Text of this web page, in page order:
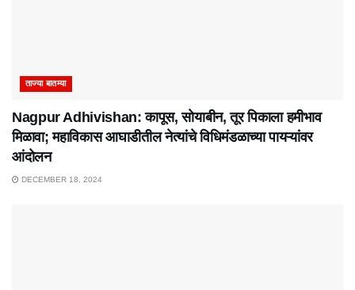
ताज्या बातम्या
Nagpur Adhivishan: कापूस, सोयाबीन, तूर पिकाला हमीभाव
मिळावा; महाविकास आघाडीतील नेत्यांचे विधिमंडळाच्या पायऱ्यांवर
आंदोलन
DECEMBER 18, 2024